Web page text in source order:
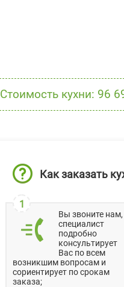
Стоимость кухни: 96
Как заказать
1
Вы звоните нам,
специалист
подробно
консультирует
Вас по всем
возникшим вопросам и
сориентирует по срокам
заказа;